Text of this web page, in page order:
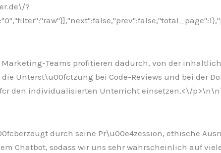
?
Teams profitieren dadurch, von der
Unterst\u00fctzung bei Code-Reviews und bei der
den individualisierten Unterricht einsetzen.<\/p>\n
durch seine Pr\u00e4zession, ethische
Chatbot, sodass wir uns sehr wahrscheinlich auf